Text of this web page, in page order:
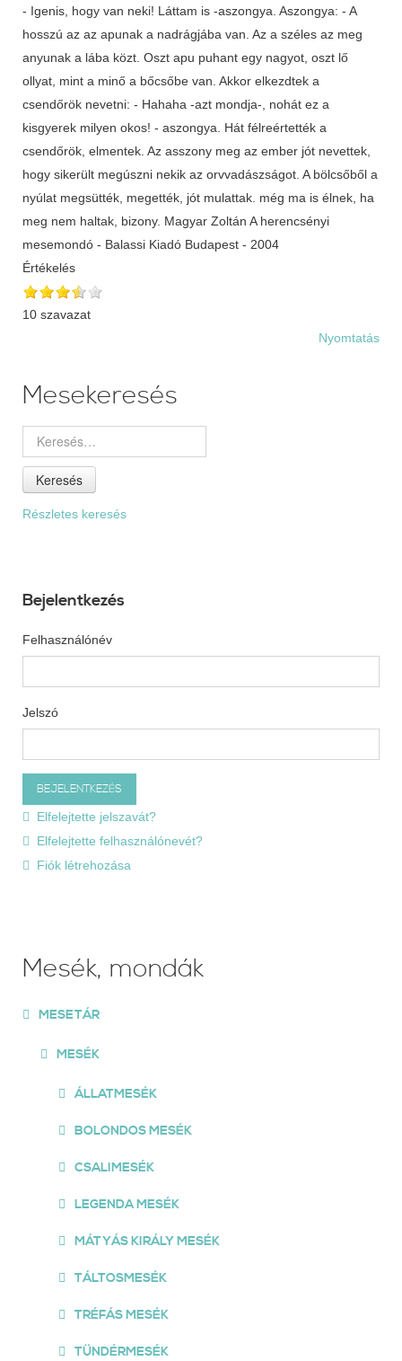
- Igenis, hogy van neki! Láttam is -aszongya. Aszongya: - A
hosszú az az apunak a nadrágjába van. Az a széles az meg
anyunak a lába közt. Oszt apu puhant egy nagyot, oszt lő
ollyat, mint a minő a bőcsőbe van. Akkor elkezdtek a
csendőrök nevetni: - Hahaha -azt mondja-, nohát ez a
kisgyerek milyen okos! - aszongya. Hát félreértették a
csendőrök, elmentek. Az asszony meg az ember jót nevettek,
hogy sikerült megúszni nekik az orvvadászságot. A bölcsőből a
nyúlat megsütték, megették, jót mulattak. még ma is élnek, ha
meg nem haltak, bizony. Magyar Zoltán A herencsényi
mesemondó - Balassi Kiadó Budapest - 2004
Értékelés
10 szavazat
Nyomtatás
Mesekeresés
Keresés
Részletes keresés
Bejelentkezés
Felhasználónév
Jelszó
Elfelejtette jelszavát?
Elfelejtette felhasználónevét?
Fiók létrehozása
Mesék, mondák
MESETÁR
MESÉK
ÁLLATMESÉK
BOLONDOS MESÉK
CSALIMESÉK
LEGENDA MESÉK
MÁTYÁS KIRÁLY MESÉK
TÁLTOSMESÉK
TRÉFÁS MESÉK
TÜNDÉRMESÉK